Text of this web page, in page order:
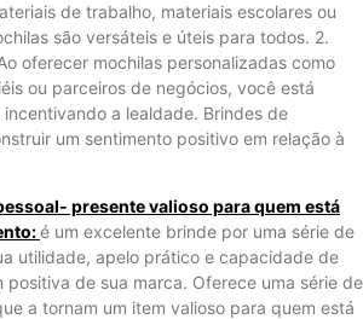
de trabalho, materiais escolares ou
são versáteis e úteis para todos. 2.
oferecer mochilas personalizadas como
ou parceiros de negócios, você está
a lealdade. Brindes de
um sentimento positivo em relação à
presente valioso para quem está
é um excelente brinde por uma série de
utilidade, apelo prático e capacidade de
positiva de sua marca. Oferece uma série de
a tornam um item valioso para quem está